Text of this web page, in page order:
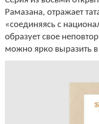
Рамазана, отражает
«соединяясь с
образует свое
можно ярко выразить